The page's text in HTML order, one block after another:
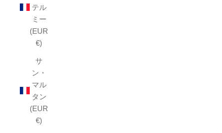
テル
ミー
(EUR
€)
サ
ン・
マル
タン
(EUR
€)